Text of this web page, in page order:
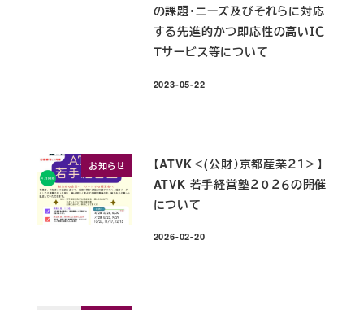
の課題・ニーズ及びそれらに対応
する先進的かつ即応性の高いＩＣ
Ｔサービス等について
投稿日
2023-05-22
お知らせ
【ATVK＜(公財）京都産業２１＞】
ATVK 若手経営塾２０２６の開催
について
投稿日
2026-02-20